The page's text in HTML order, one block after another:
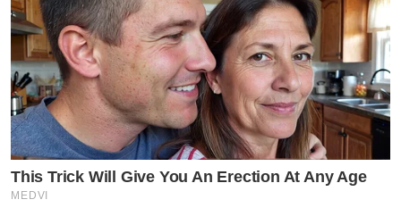
This Trick Will Give You An Erection At Any Age
MEDVI